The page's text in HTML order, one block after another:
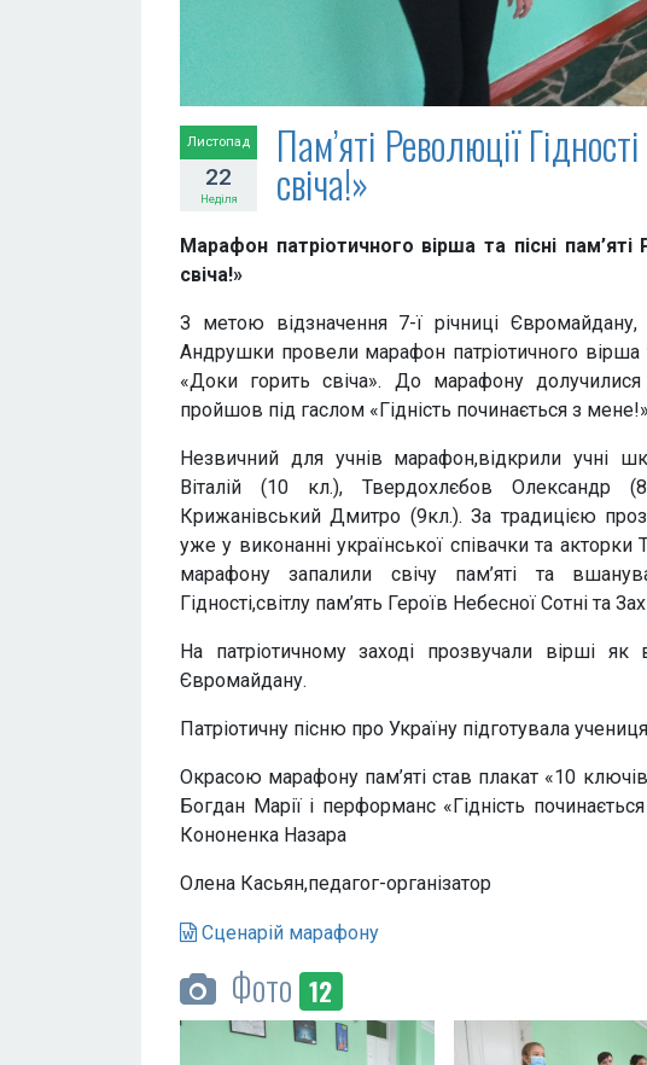
Листопад
22
Неділя
Пам’яті Революції
свіча!»
Марафон патріотичного вірша та пісні
свіча!»
З метою відзначення 7-ї річниці
Андрушки провели марафон патріотичного вірша
«Доки горить свіча». До марафону
пройшов під гаслом «Гідність починається з мене!»
Незвичний для учнів марафон,відкрили учні
Віталій (10 кл.), Твердохлєбов Олександр
Крижанівський Дмитро (9кл.). За традицією
уже у виконанні української співачки та
марафону запалили свічу пам’яті та
Гідності,світлу пам’ять Героїв Небесної Сотні та
На патріотичному заході прозвучали вірші
Євромайдану.
Патріотичну пісню про Україну підготувала
Окрасою марафону пам’яті став плакат «10
Богдан Марії і перформанс «Гідність
Кононенка Назара
Олена Касьян,педагог-організатор
Сценарій марафону
Фото 12